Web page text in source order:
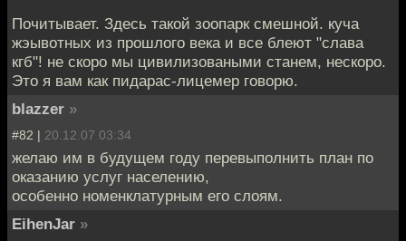
Почитывает. Здесь такой зоопарк смешной. куча
жэывотных из прошлого века и все блеют "слава
кгб"! не скоро мы цивилизоваными станем, нескоро.
Это я вам как пидарас-лицемер говорю.
blazzer »
#82 | 20.12.07 03:34
желаю им в будущем году перевыполнить план по
оказанию услуг населению,
особенно номенклатурным его слоям.
EihenJar »